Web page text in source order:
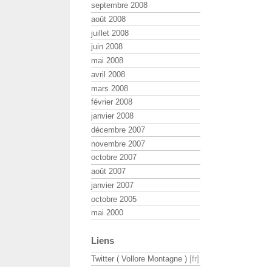
septembre 2008
août 2008
juillet 2008
juin 2008
mai 2008
avril 2008
mars 2008
février 2008
janvier 2008
décembre 2007
novembre 2007
octobre 2007
août 2007
janvier 2007
octobre 2005
mai 2000
Liens
Twitter ( Vollore Montagne )